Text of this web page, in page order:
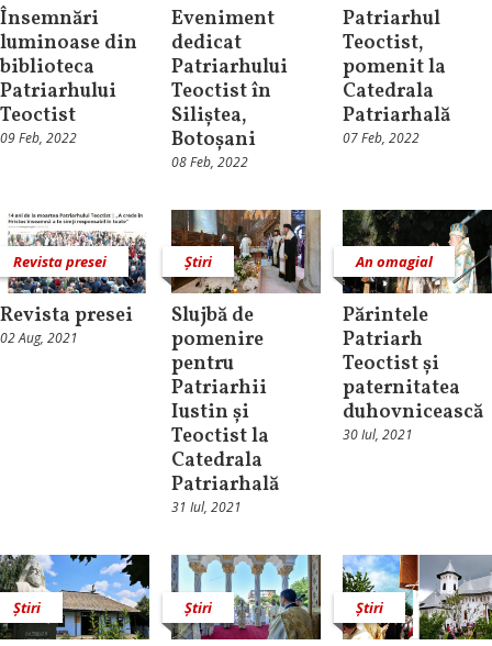
Însemnări
luminoase din
biblioteca
Patriarhului
Teoctist
09 Feb, 2022
Eveniment
dedicat
Patriarhului
Teoctist în
Siliștea,
Botoșani
08 Feb, 2022
Patriarhul
Teoctist,
pomenit la
Catedrala
Patriarhală
07 Feb, 2022
Revista presei
Revista presei
02 Aug, 2021
Știri
Slujbă de
pomenire
pentru
Patriarhii
Iustin și
Teoctist la
Catedrala
Patriarhală
31 Iul, 2021
An omagial
Părintele
Patriarh
Teoctist și
paternitatea
duhovnicească
30 Iul, 2021
Știri Știri Știri